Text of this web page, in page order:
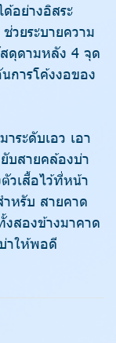
อย่างอิสระ
วยระบายความ
ดุดามหลัง 4 จุด
การโค้งงอของ
ระดับเอว เอา
บสายคล้องบ่า
วเสื้อไว้ที่หน้า
หรับ สายคาด
สองข้างมาคาด
าให้พอดี